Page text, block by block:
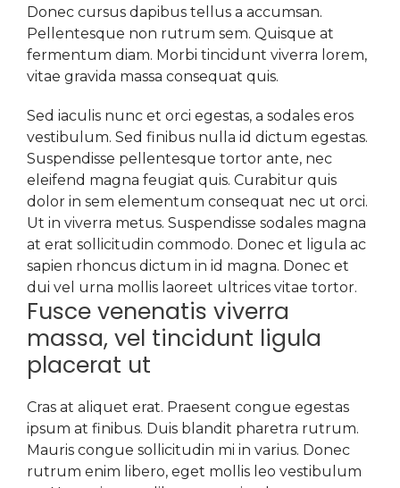
Donec cursus dapibus tellus a accumsan.
Pellentesque non rutrum sem. Quisque at
fermentum diam. Morbi tincidunt viverra lorem,
vitae gravida massa consequat quis.
Sed iaculis nunc et orci egestas, a sodales eros
vestibulum. Sed finibus nulla id dictum egestas.
Suspendisse pellentesque tortor ante, nec
eleifend magna feugiat quis. Curabitur quis
dolor in sem elementum consequat nec ut orci.
Ut in viverra metus. Suspendisse sodales magna
at erat sollicitudin commodo. Donec et ligula ac
sapien rhoncus dictum in id magna. Donec et
dui vel urna mollis laoreet ultrices vitae tortor.
Fusce venenatis viverra
massa, vel tincidunt ligula
placerat ut
Cras at aliquet erat. Praesent congue egestas
ipsum at finibus. Duis blandit pharetra rutrum.
Mauris congue sollicitudin mi in varius. Donec
rutrum enim libero, eget mollis leo vestibulum